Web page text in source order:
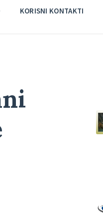
KORISNI KONTAKTI